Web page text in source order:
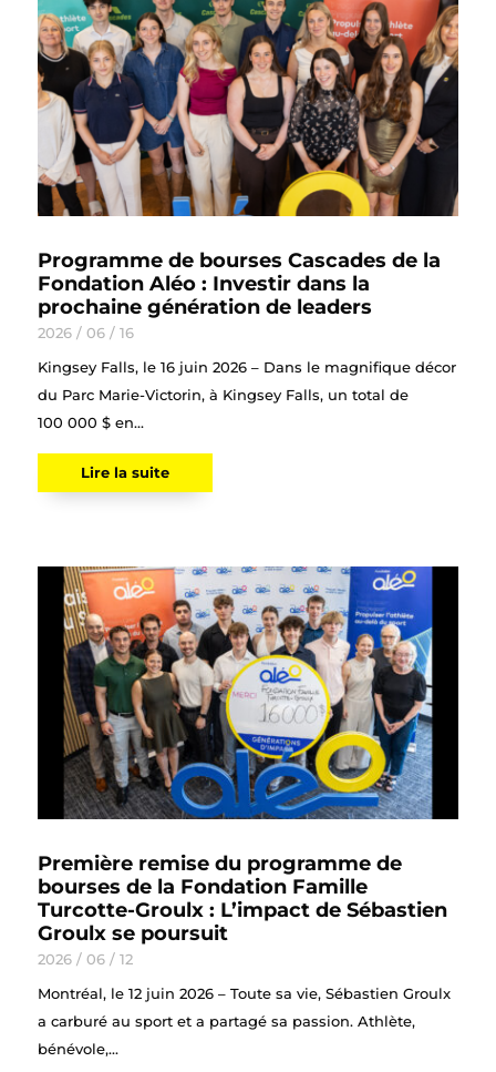
Programme de bourses Cascades de la
Fondation Aléo : Investir dans la
prochaine génération de leaders
2026 / 06 / 16
Kingsey Falls, le 16 juin 2026 – Dans le magnifique décor
du Parc Marie-Victorin, à Kingsey Falls, un total de
100 000 $ en...
Lire la suite
Première remise du programme de
bourses de la Fondation Famille
Turcotte-Groulx : L’impact de Sébastien
Groulx se poursuit
2026 / 06 / 12
Montréal, le 12 juin 2026 – Toute sa vie, Sébastien Groulx
a carburé au sport et a partagé sa passion. Athlète,
bénévole,...